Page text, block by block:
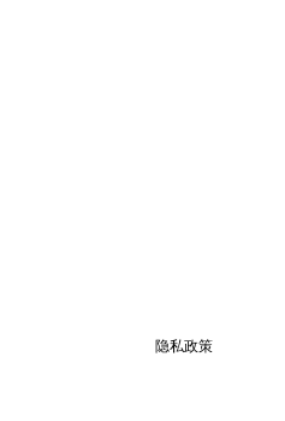
隐私政策